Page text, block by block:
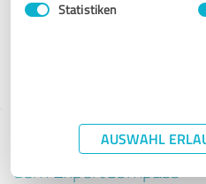
Statistiken
AUSWAHL
Tipp: Die passenden
dem ExpertCompass